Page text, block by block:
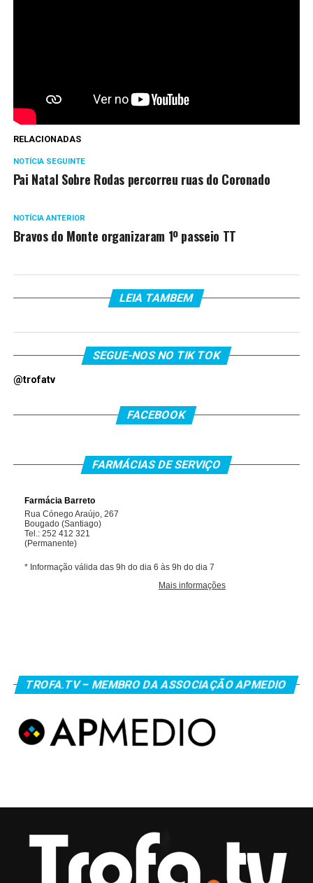
RELACIONADAS
NOTÍCIA SEGUINTE
Pai Natal Sobre Rodas percorreu ruas do Coronado
NOTÍCIA ANTERIOR
Bravos do Monte organizaram 1º passeio TT
LEIA TAMBEM
SEGUE-NOS NO TIK TOK
@trofatv
FACEBOOK
FARMÁCIAS DE SERVIÇO
TROFA.TV – MEMBRO DA ASSOCIAÇÃO APMEDIO